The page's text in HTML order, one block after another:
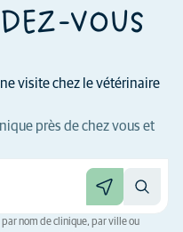
VOUS
visite chez le vétérinaire
près de chez vous et
nom de clinique, par ville ou